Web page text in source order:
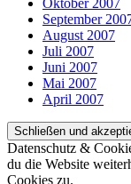
September
August 2007
Juli 2007
Juni 2007
Mai 2007
April 2007
Datenschutz &
du die Website
Cookies zu.